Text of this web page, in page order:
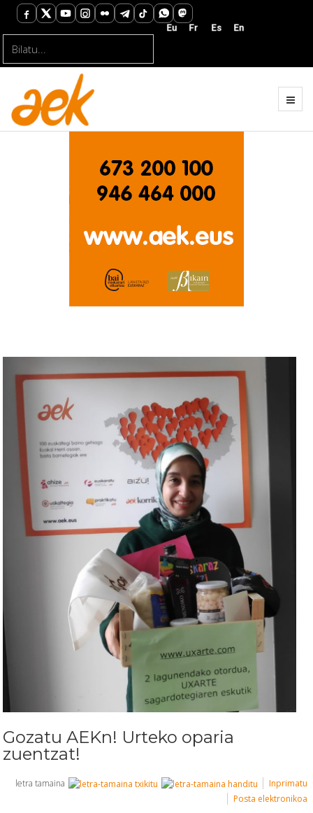
Gozatu AEKn! Urteko oparia
zuentzat!
letra tamaina
Inprimatu
Posta elektronikoa